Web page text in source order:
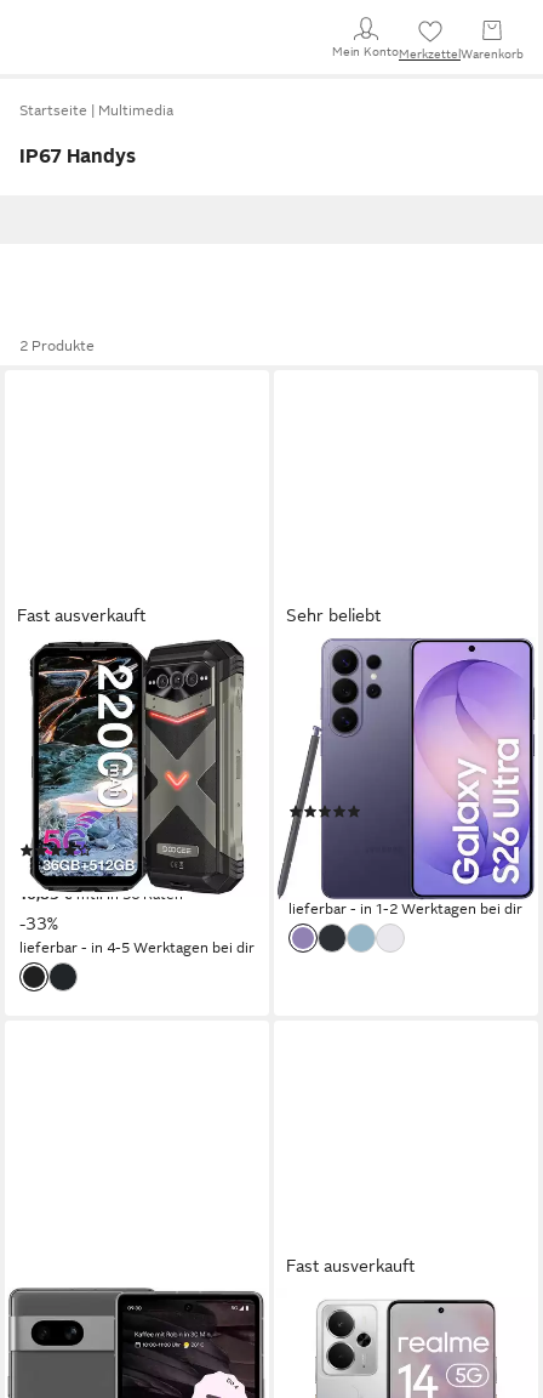
Mein KontoMerkzettel Warenkorb
Startseite Multimedia
IP67 Handys
2 Produkte
Fast ausverkauft
DOOGEE
VMAX Plus 5G Outdoor
Handy, 22000mAh, 512GB,
200MP Kamera Smartphone
512 GB Speicherkapazität
200 MP Kamera
32 MP Frontkamera
(1)
ab 469,00 € UVP699,99 €
16,83 €mtl. in 36 Raten
-33%
lieferbar - in 4-5 Werktagen bei dir
Sehr beliebt
SAMSUNG
Galaxy S26 Ultra Smartphone
17,49 cm/6,9 Zoll
Bildschirmdiagonale
512 GB
Speicherkapazität
200 MP
Produktdatenblatt
ab 1.431,93 €
1.649,00 €
41,57 €
-13%
lieferbar - in 1-2 Werktagen bei dir
GOOGLE
Pixel 7a - Dual Sim - 5G -
ohne Simlock - Android
Fast ausverkauft
REALME
14 5G Smartphone,
Snapdragon 6 Gen 4, 6.67”